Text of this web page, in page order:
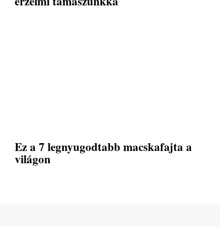
Ez a 7 legnyugodtabb macskafajta a
világon